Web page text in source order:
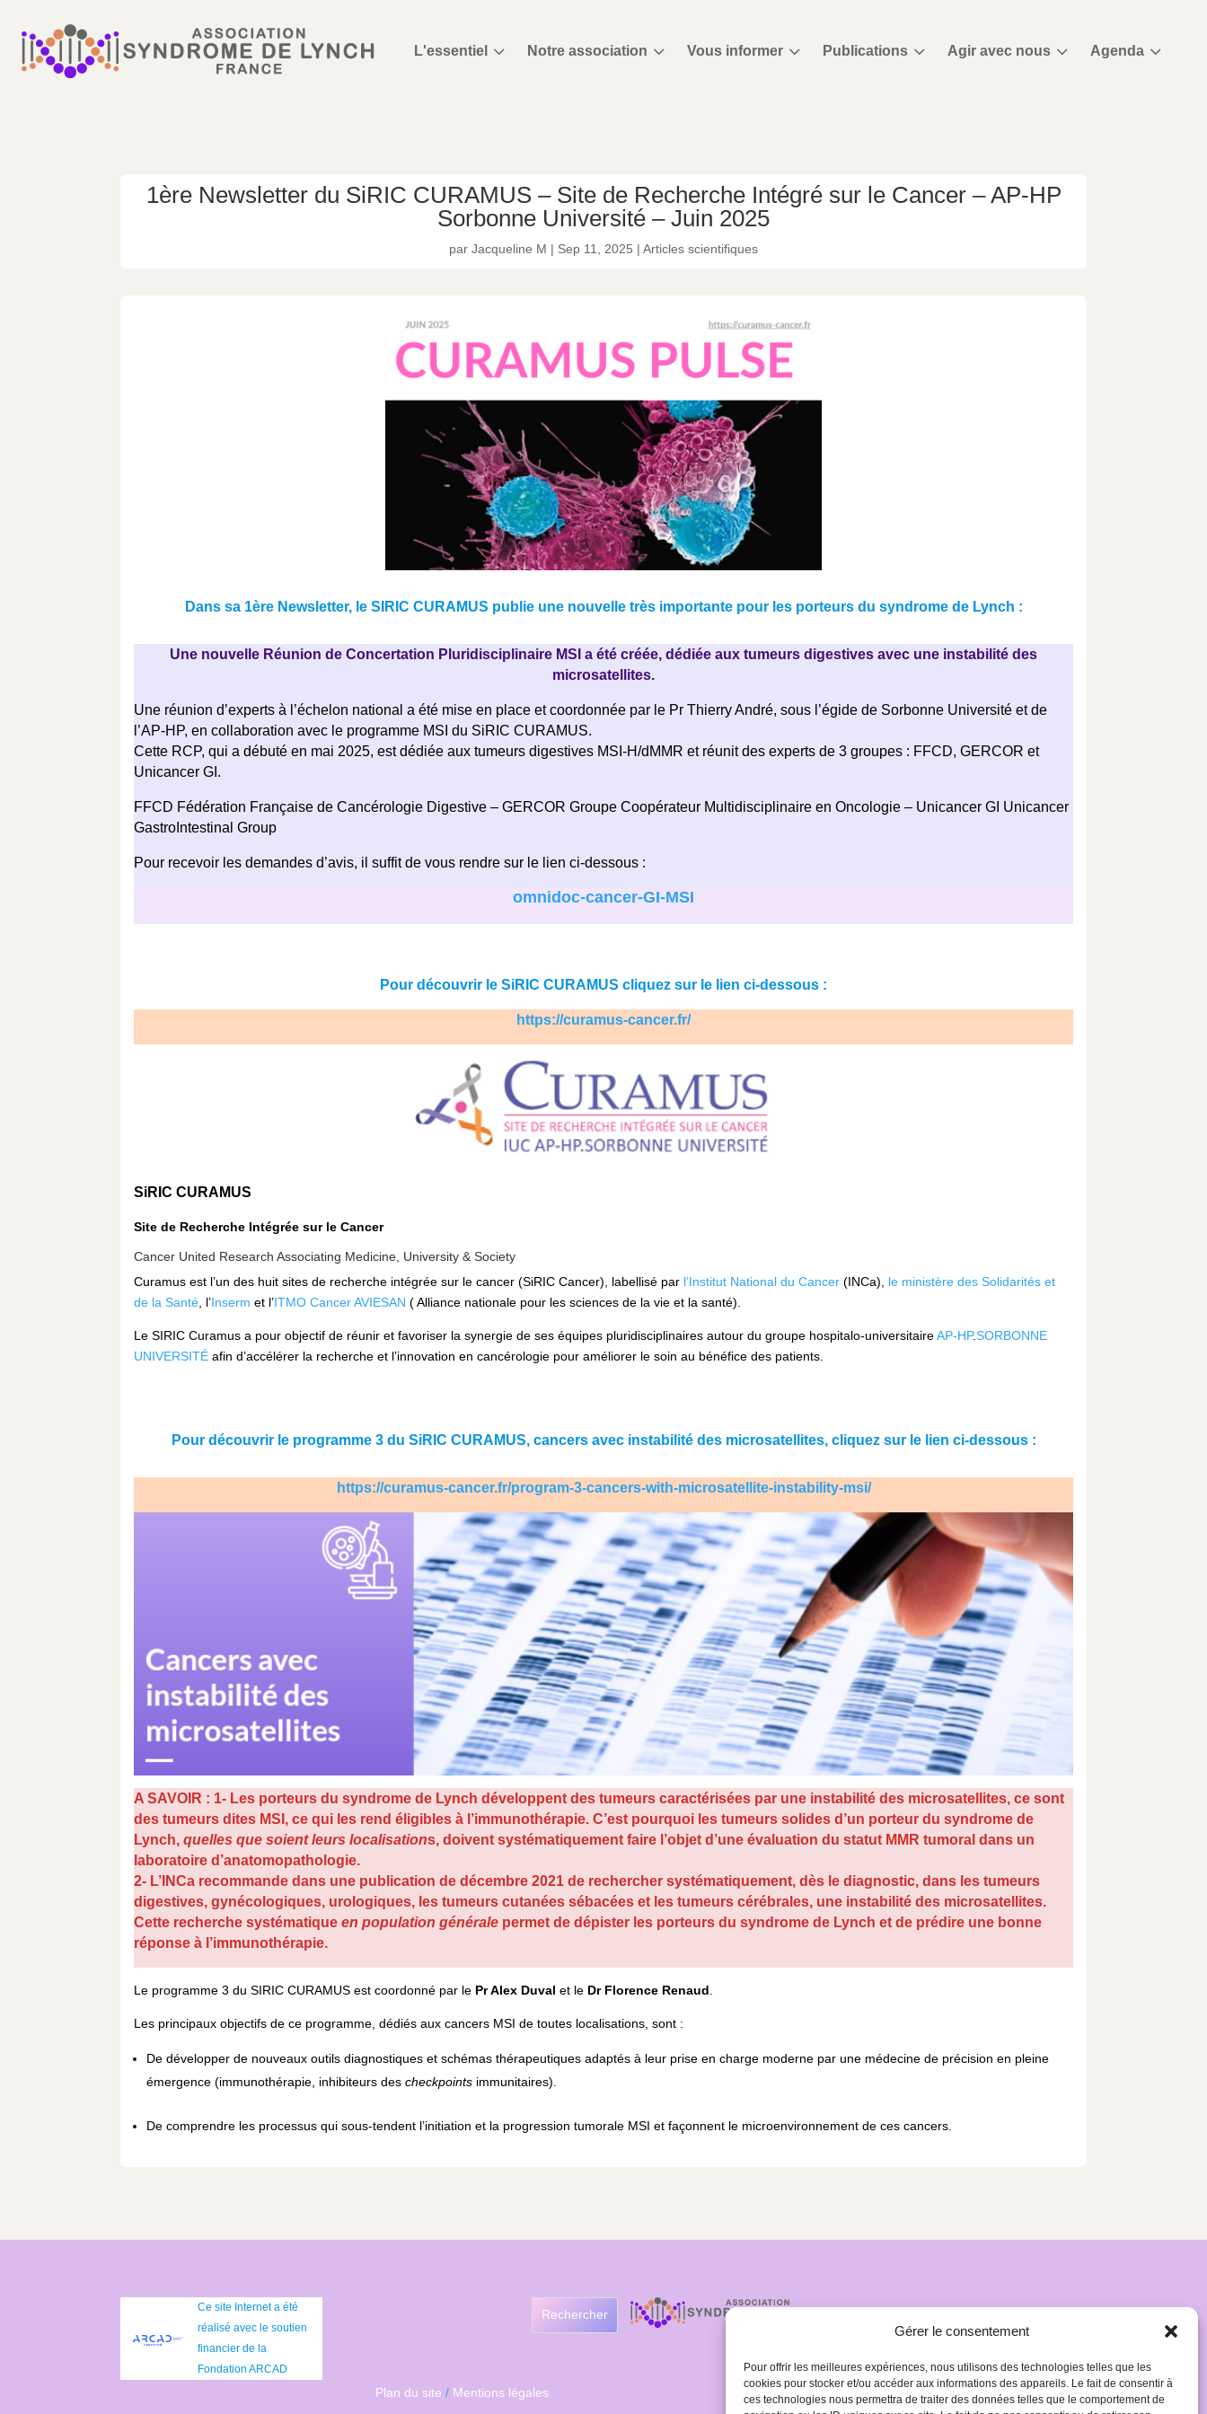
Gérer le consentement
Pour offrir les meilleures expériences, nous utilisons des technologies telles que les
cookies pour stocker et/ou accéder aux informations des appareils. Le fait de consentir à
ces technologies nous permettra de traiter des données telles que le comportement de
L'essentiel 3 Notre association 3 Vous informer 3 Publications 3 Agir avec nous 3 Agenda 3
1ère Newsletter du SiRIC CURAMUS – Site de Recherche Intégré sur le Cancer – AP-HP
Sorbonne Université – Juin 2025
par Jacqueline M | Sep 11, 2025 | Articles scientifiques
Dans sa 1ère Newsletter, le SIRIC CURAMUS publie une nouvelle très importante pour les porteurs du syndrome de Lynch :
Une nouvelle Réunion de Concertation Pluridisciplinaire MSI a été créée, dédiée aux tumeurs digestives avec une instabilité des
microsatellites.
Une réunion d’experts à l’échelon national a été mise en place et coordonnée par le Pr Thierry André, sous l’égide de Sorbonne Université et de
l’AP-HP, en collaboration avec le programme MSI du SiRIC CURAMUS.
Cette RCP, qui a débuté en mai 2025, est dédiée aux tumeurs digestives MSI-H/dMMR et réunit des experts de 3 groupes : FFCD, GERCOR et
Unicancer GI.
FFCD Fédération Française de Cancérologie Digestive – GERCOR Groupe Coopérateur Multidisciplinaire en Oncologie – Unicancer GI Unicancer
GastroIntestinal Group
Pour recevoir les demandes d’avis, il suffit de vous rendre sur le lien ci-dessous :
omnidoc-cancer-GI-MSI
Pour découvrir le SiRIC CURAMUS cliquez sur le lien ci-dessous :
https://curamus-cancer.fr/
SiRIC CURAMUS
Site de Recherche Intégrée sur le Cancer
Cancer United Research Associating Medicine, University & Society
Curamus est l’un des huit sites de recherche intégrée sur le cancer (SiRIC Cancer), labellisé par l’Institut National du Cancer (INCa), le ministère des Solidarités et
de la Santé , l’Inserm et l’ITMO Cancer AVIESAN ( Alliance nationale pour les sciences de la vie et la santé).
Le SIRIC Curamus a pour objectif de réunir et favoriser la synergie de ses équipes pluridisciplinaires autour du groupe hospitalo-universitaireAP-HP.SORBONNE
UNIVERSITÉ afin d’accélérer la recherche et l’innovation en cancérologie pour améliorer le soin au bénéfice des patients.
Pour découvrir le programme 3 du SiRIC CURAMUS, cancers avec instabilité des microsatellites, cliquez sur le lien ci-dessous :
https://curamus-cancer.fr/program-3-cancers-with-microsatellite-instability-msi/
A SAVOIR : 1- Les porteurs du syndrome de Lynch développent des tumeurs caractérisées par une instabilité des microsatellites, ce sont
des tumeurs dites MSI, ce qui les rend éligibles à l’immunothérapie. C’est pourquoi les tumeurs solides d’un porteur du syndrome de
Lynch,quelles que soient leurs localisations, doivent systématiquement faire l’objet d’une évaluation du statut MMR tumoral dans un
laboratoire d’anatomopathologie.
2- L’INCa recommande dans une publication de décembre 2021 de rechercher systématiquement, dès le diagnostic, dans les tumeurs
digestives, gynécologiques, urologiques, les tumeurs cutanées sébacées et les tumeurs cérébrales, une instabilité des microsatellites.
Cette recherche systématiqueen population générale permet de dépister les porteurs du syndrome de Lynch et de prédire une bonne
réponse à l’immunothérapie.
Le programme 3 du SIRIC CURAMUS est coordonné par le Pr Alex Duval et le Dr Florence Renaud
Les principaux objectifs de ce programme, dédiés aux cancers MSI de toutes localisations, sont :
De développer de nouveaux outils diagnostiques et schémas thérapeutiques adaptés à leur prise en charge moderne par une médecine de précision en pleine
émergence (immunothérapie, inhibiteurs descheckpoints immunitaires).
De comprendre les processus qui sous-tendent l’initiation et la progression tumorale MSI et façonnent le microenvironnement de ces cancers.
Ce site Internet a été
réalisé avec le soutien
financier de la
Fondation ARCAD
Rechercher
Plan du site / Mentions légales